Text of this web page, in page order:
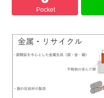
Pocket